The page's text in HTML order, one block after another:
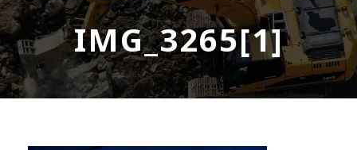
IMG_3265[1]